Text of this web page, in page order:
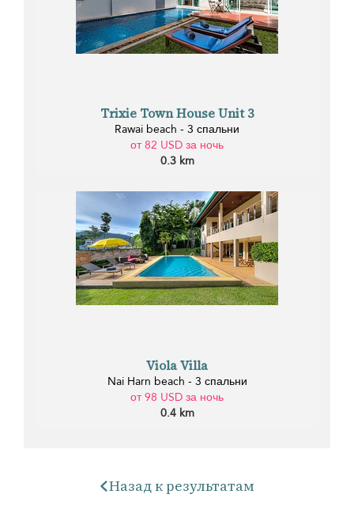
Trixie Town House Unit 3
Rawai beach - 3 спальни
от 82 USD за ночь
0.3 km
Viola Villa
Nai Harn beach - 3 спальни
от 98 USD за ночь
0.4 km
Назад к результатам